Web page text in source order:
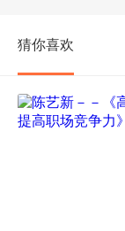
猜你喜欢